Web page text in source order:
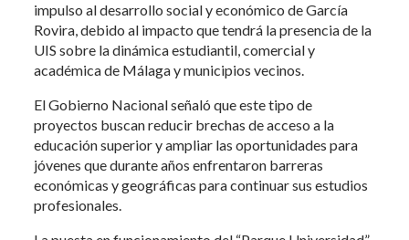
impulso al desarrollo social y económico de García
Rovira, debido al impacto que tendrá la presencia de la
UIS sobre la dinámica estudiantil, comercial y
académica de Málaga y municipios vecinos.
El Gobierno Nacional señaló que este tipo de
proyectos buscan reducir brechas de acceso a la
educación superior y ampliar las oportunidades para
jóvenes que durante años enfrentaron barreras
económicas y geográficas para continuar sus estudios
profesionales.